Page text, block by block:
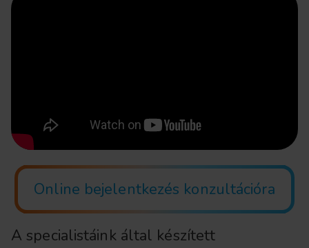
Online bejelentkezés konzultációra
A specialistáink által készített